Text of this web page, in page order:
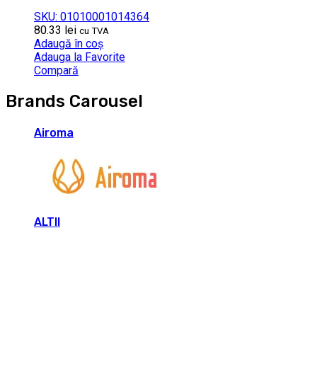
SKU: 01010001014364
80.33 lei cu TVA
Adaugă în coș
Adauga la Favorite
Compară
Brands Carousel
Airoma
ALTII